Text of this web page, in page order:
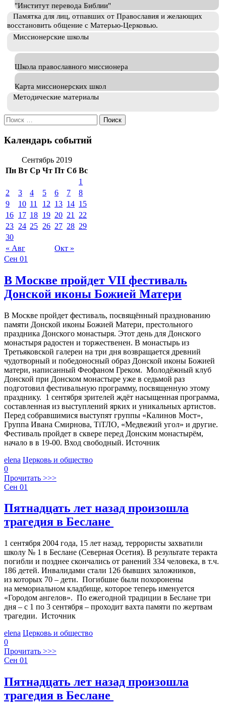
"Институт перевода Библии"
Памятка для лиц, отпавших от Православия и желающих
восстановить общение с Матерью-Церковью.
Миссионерские школы
Школа православного миссионера
Карта миссионерских школ
Методические материалы
Искать:
Календарь событий
Сентябрь 2019
Пн Вт Ср Чт Пт Сб Вс
« Авг Окт »
1
2
3 4 5 6 7
8
9
10 11 12 13 14 15
16 17 18 19 20 21
22
23 24 25 26 27 28 29
30
Сен 01
В Москве пройдет VII фестиваль
Донской иконы Божией Матери
В Москве пройдет фестиваль, посвящённый празднованию
памяти Донской иконы Божией Матери, престольного
праздника Донского монастыря. Этот день для Донского
монастыря радостен и торжественен. В монастырь из
Третьяковской галереи на три дня возвращается древний
чудотворный и победоносный образ Донской иконы Божией
матери, написанный Феофаном Греком. Молодёжный клуб
Донской при Донском монастыре уже в седьмой раз
подготовил фестивальную программу, посвященную этому
празднику. 1 сентября зрителей ждёт насыщенная программа,
составленная из выступлений ярких и уникальных артистов.
Перед собравшимися выступят группы «Калинов Мост»,
Группа Ивана Смирнова, ТiТЛО, «Медвежий угол» и другие.
Фестиваль пройдет в сквере перед Донским монастырём,
начало в в 19-00. Вход свободный. Источник
elena Церковь и общество
0
Прочитать >>>
Сен 01
Пятнадцать лет назад произошла
трагедия в Беслане
1 сентября 2004 года, 15 лет назад, террористы захватили
школу № 1 в Беслане (Северная Осетия). В результате теракта
погибли и позднее скончались от ранений 334 человека, в т.ч.
186 детей. Инвалидами стали 126 бывших заложников,
из которых 70 – дети. Погибшие были похоронены
на мемориальном кладбище, которое теперь именуется
«Городом ангелов». По ежегодной традиции в Беслане три
дня – с 1 по 3 сентября – проходит вахта памяти по жертвам
трагедии. Источник
elena Церковь и общество
0
Прочитать >>>
Сен 01
Пятнадцать лет назад произошла
трагедия в Беслане